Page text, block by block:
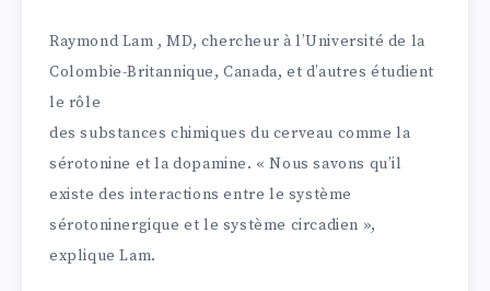
Raymond Lam , MD, chercheur à l’Université de la
Colombie-Britannique, Canada, et d’autres étudient
le rôle
des substances chimiques du cerveau comme la
sérotonine et la dopamine. « Nous savons qu’il
existe des interactions entre le système
sérotoninergique et le système circadien »,
explique Lam.